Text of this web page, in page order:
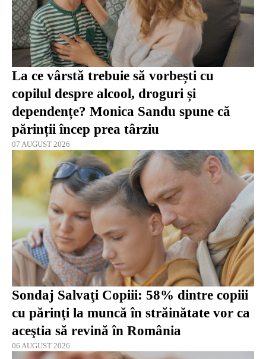
La ce vârstă trebuie să vorbești cu
copilul despre alcool, droguri și
dependențe? Monica Sandu spune că
părinții încep prea târziu
07 AUGUST 2026
Sondaj Salvaţi Copiii: 58% dintre copiii
cu părinţi la muncă în străinătate vor ca
aceştia să revină în România
06 AUGUST 2026